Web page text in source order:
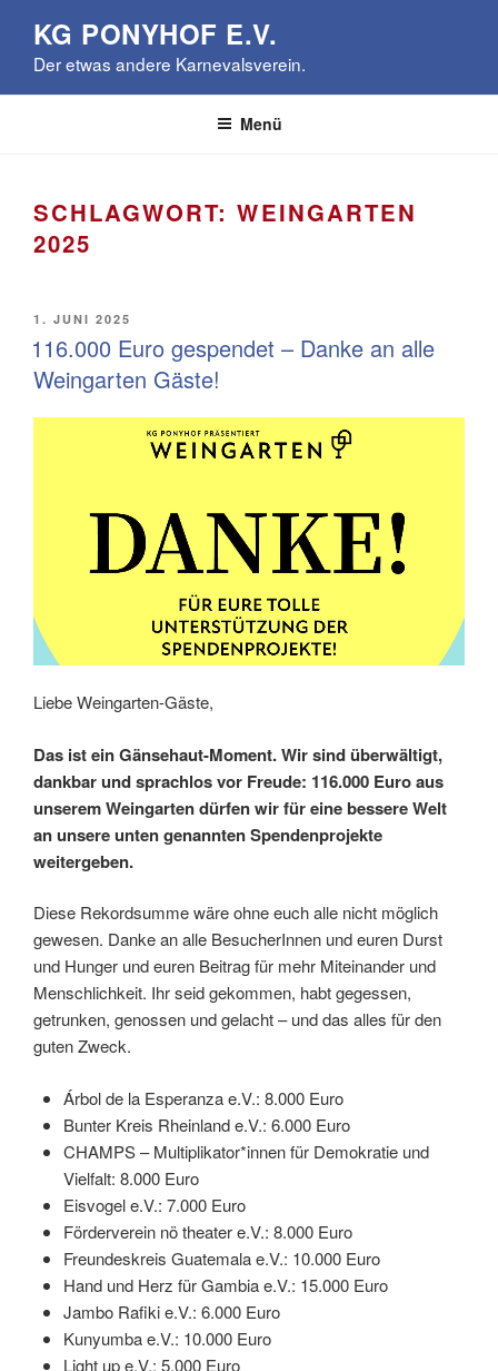
springen
KG PONYHOF E.V.
Der etwas andere Karnevalsverein.
Menü
SCHLAGWORT:WEINGARTEN
2025
VERÖFFENTLICHT
1. JUNI 2025
116.000 Euro gespendet – Danke an alle
Weingarten Gäste!
Liebe Weingarten-Gäste,
Das ist ein Gänsehaut-Moment. Wir sind überwältigt,
dankbar und sprachlos vor Freude: 116.000 Euro aus
unserem Weingarten dürfen wir für eine bessere Welt
an unsere unten genannten Spendenprojekte
weitergeben.
Diese Rekordsumme wäre ohne euch alle nicht möglich
gewesen. Danke an alle BesucherInnen und euren Durst
und Hunger und euren Beitrag für mehr Miteinander und
Menschlichkeit. Ihr seid gekommen, habt gegessen,
getrunken, genossen und gelacht – und das alles für den
guten Zweck.
Árbol de la Esperanza e.V.: 8.000 Euro
Bunter Kreis Rheinland e.V.: 6.000 Euro
CHAMPS – Multiplikator*innen für Demokratie und
Vielfalt: 8.000 Euro
Eisvogel e.V.: 7.000 Euro
Förderverein nö theater e.V.: 8.000 Euro
Freundeskreis Guatemala e.V.: 10.000 Euro
Hand und Herz für Gambia e.V.: 15.000 Euro
Jambo Rafiki e.V.: 6.000 Euro
Kunyumba e.V.: 10.000 Euro
Light up e.V.: 5.000 Euro